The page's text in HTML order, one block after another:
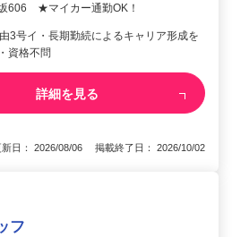
606 ★マイカー通勤OK！
3号イ・長期勤続によるキャリア形成を
資格不問
詳細を見る
新日： 2026/08/06 掲載終了日： 2026/10/02
フ